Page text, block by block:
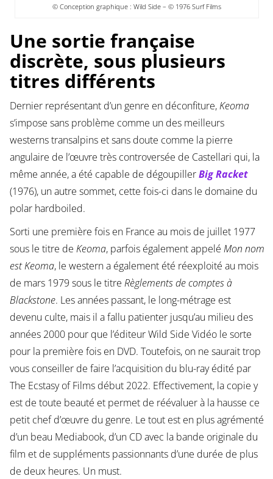
© Conception graphique : Wild Side – © 1976 Surf Films
Une sortie française
discrète, sous plusieurs
titres différents
Dernier représentant d’un genre en déconfiture,Keoma
s’impose sans problème comme un des meilleurs
westerns transalpins et sans doute comme la pierre
angulaire de l’œuvre très controversée de Castellari qui, la
même année, a été capable de dégoupillerBig Racket
(1976), un autre sommet, cette fois-ci dans le domaine du
polar hardboiled.
Sorti une première fois en France au mois de juillet 1977
sous le titre de Keoma, parfois également appelé Mon nom
est Keoma, le western a également été réexploité au mois
de mars 1979 sous le titre Règlements de comptes à
Blackstone. Les années passant, le long-métrage est
devenu culte, mais il a fallu patienter jusqu’au milieu des
années 2000 pour que l’éditeur Wild Side Vidéo le sorte
pour la première fois en DVD. Toutefois, on ne saurait trop
vous conseiller de faire l’acquisition du blu-ray édité par
The Ecstasy of Films début 2022. Effectivement, la copie y
est de toute beauté et permet de réévaluer à la hausse ce
petit chef d’œuvre du genre. Le tout est en plus agrémenté
d’un beau Mediabook, d’un CD avec la bande originale du
film et de suppléments passionnants d’une durée de plus
de deux heures. Un must.